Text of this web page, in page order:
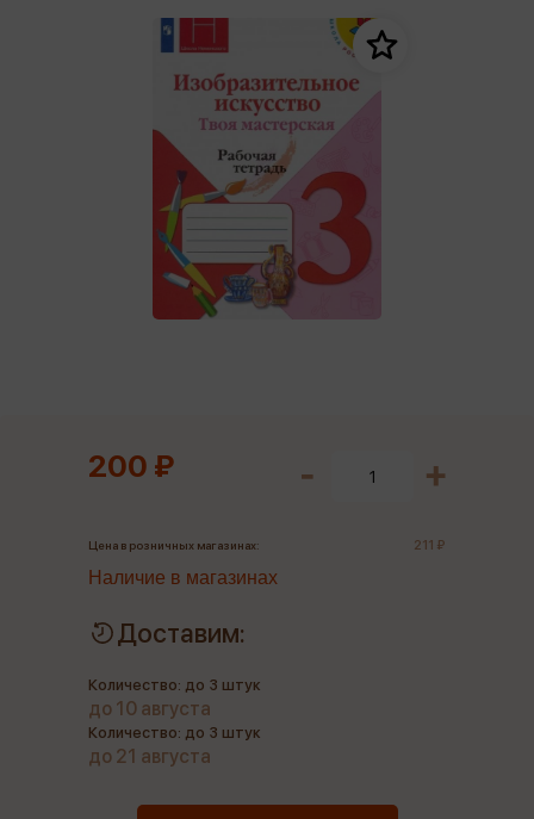
200 ₽
Цена в розничных магазинах: 211 ₽
Наличие в магазинах
Доставим:
Количество: до 3 штук
до 10 августа
Количество: до 3 штук
до 21 августа